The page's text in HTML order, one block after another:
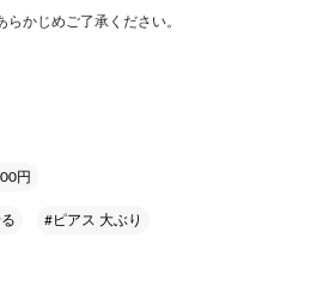
かじめご了承ください。
円
#ピアス 大ぶり